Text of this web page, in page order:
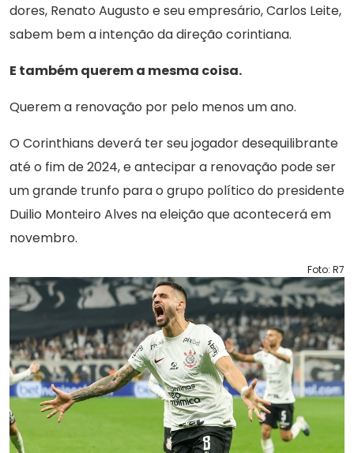
dores, Renato Augusto e seu empresário, Carlos Leite,
sabem bem a intenção da direção corintiana.
E também querem a mesma coisa.
Querem a renovação por pelo menos um ano.
O Corinthians deverá ter seu jogador desequilibrante
até o fim de 2024, e antecipar a renovação pode ser
um grande trunfo para o grupo político do presidente
Duilio Monteiro Alves na eleição que acontecerá em
novembro.
Foto: R7